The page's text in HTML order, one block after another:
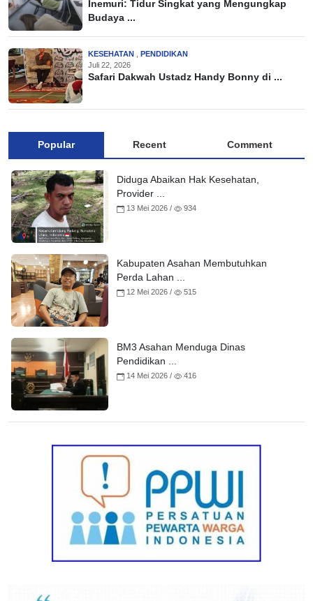
Inemuri: Tidur Singkat yang Mengungkap
Budaya ...
KESEHATAN
PENDIDIKAN
Juli 22, 2026
Safari Dakwah Ustadz Handy Bonny di ...
Popular Recent Comment
Diduga Abaikan Hak Kesehatan,
Provider ...
13 Mei 2026 / 934
Kabupaten Asahan Membutuhkan
Perda Lahan ...
12 Mei 2026 / 515
BM3 Asahan Menduga Dinas
Pendidikan ...
14 Mei 2026 / 416